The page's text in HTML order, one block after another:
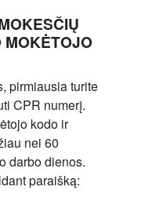
MOKĖTOJO
pirmiausia turite
CPR numerį.
kodo ir
nei 60
darbo dienos.
paraišką: